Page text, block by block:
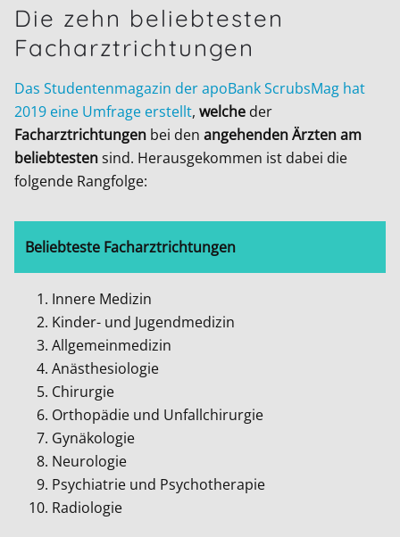
Die zehn beliebtesten
Facharztrichtungen
Das Studentenmagazin der apoBank ScrubsMag hat
2019 eine Umfrage erstellt, welche der
Facharztrichtungen bei den angehenden Ärzten am
beliebtestensind. Herausgekommen ist dabei die
folgende Rangfolge:
Beliebteste Facharztrichtungen
Innere Medizin
Kinder- und Jugendmedizin
Allgemeinmedizin
Anästhesiologie
Chirurgie
Orthopädie und Unfallchirurgie
Gynäkologie
Neurologie
Psychiatrie und Psychotherapie
Radiologie